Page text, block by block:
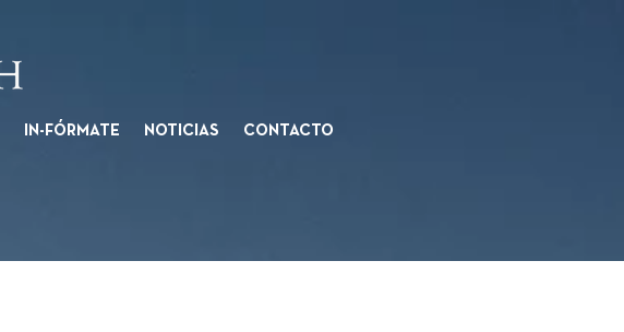
IN-FÓRMATE NOTICIAS CONTACTO